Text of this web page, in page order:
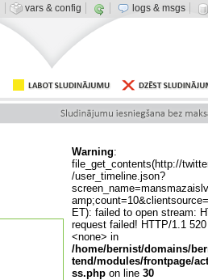
Warning:
file_get_contents(http://
/user_timeline.json?
ET): failed to open stream:
request failed! HTTP/1.1 520
<none> in
/home/bernist/domains/
tend/modules/frontpage/
ss.php on line 30
vars & config logs & msgs